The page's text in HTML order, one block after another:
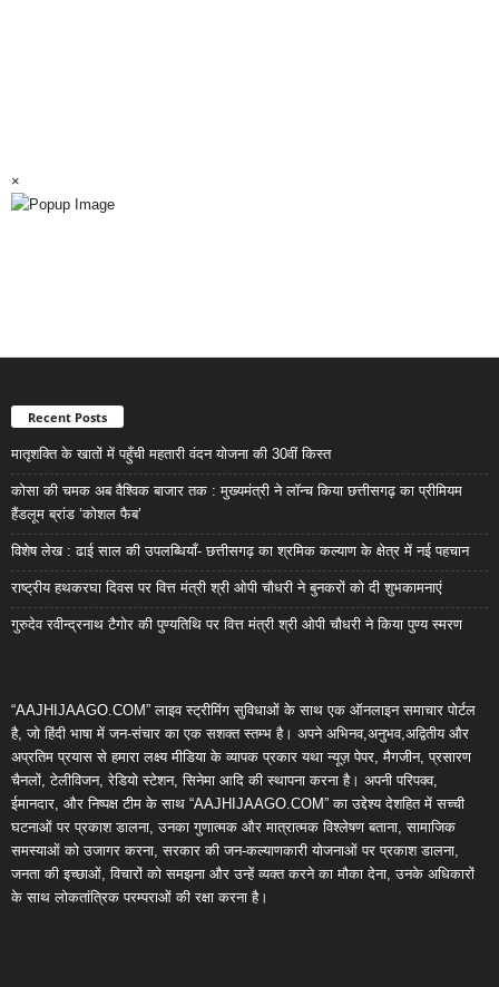
×
Recent Posts
मातृशक्ति के खातों में पहुँची महतारी वंदन योजना की 30वीं किस्त
कोसा की चमक अब वैश्विक बाजार तक : मुख्यमंत्री ने लॉन्च किया छत्तीसगढ़ का प्रीमियम
हैंडलूम ब्रांड ‘कोशल फैब’
विशेष लेख : ढाई साल की उपलब्धियाँ- छत्तीसगढ़ का श्रमिक कल्याण के क्षेत्र में नई पहचान
राष्ट्रीय हथकरघा दिवस पर वित्त मंत्री श्री ओपी चौधरी ने बुनकरों को दी शुभकामनाएं
गुरुदेव रवीन्द्रनाथ टैगोर की पुण्यतिथि पर वित्त मंत्री श्री ओपी चौधरी ने किया पुण्य स्मरण
“AAJHIJAAGO.COM” लाइव स्ट्रीमिंग सुविधाओं के साथ एक ऑनलाइन समाचार पोर्टल
है, जो हिंदी भाषा में जन-संचार का एक सशक्त स्तम्भ है। अपने अभिनव,अनुभव,अद्वितीय और
अप्रतिम प्रयास से हमारा लक्ष्य मीडिया के व्यापक प्रकार यथा न्यूज़ पेपर, मैगजीन, प्रसारण
चैनलों, टेलीविजन, रेडियो स्टेशन, सिनेमा आदि की स्थापना करना है। अपनी परिपक्व,
ईमानदार, और निष्पक्ष टीम के साथ “AAJHIJAAGO.COM” का उद्देश्य देशहित में सच्ची
घटनाओं पर प्रकाश डालना, उनका गुणात्मक और मात्रात्मक विश्लेषण बताना, सामाजिक
समस्याओं को उजागर करना, सरकार की जन-कल्याणकारी योजनाओं पर प्रकाश डालना,
जनता की इच्छाओं, विचारों को समझना और उन्हें व्यक्त करने का मौका देना, उनके अधिकारों
के साथ लोकतांत्रिक परम्पराओं की रक्षा करना है।